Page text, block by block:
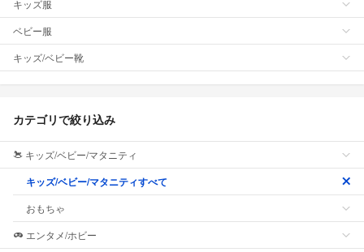
キッズ服
ベビー服
キッズ/ベビー靴
カテゴリで絞り込み
キッズ/ベビー/マタニティ
キッズ/ベビー/マタニティすべて
おもちゃ
エンタメ/ホビー